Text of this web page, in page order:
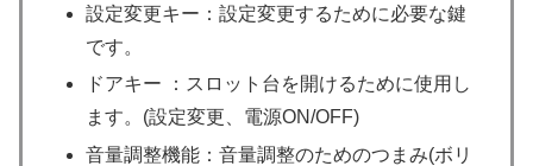
設定変更キー：設定変更するために必要な鍵
です。
ドアキー ：スロット台を開けるために使用し
ます。(設定変更、電源ON/OFF)
音量調整機能：音量調整のためのつまみ(ボリ